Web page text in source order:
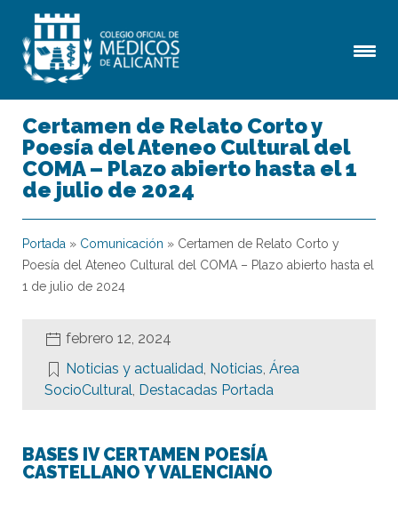
Certamen de Relato Corto y
Poesía del Ateneo Cultural del
COMA – Plazo abierto hasta el 1
de julio de 2024
Portada » Comunicación » Certamen de Relato Corto y
Poesía del Ateneo Cultural del COMA – Plazo abierto hasta el
1 de julio de 2024
febrero 12, 2024
Noticias y actualidad, Noticias, Área
SocioCultural, Destacadas Portada
BASES IV CERTAMEN POESÍA
CASTELLANO Y VALENCIANO